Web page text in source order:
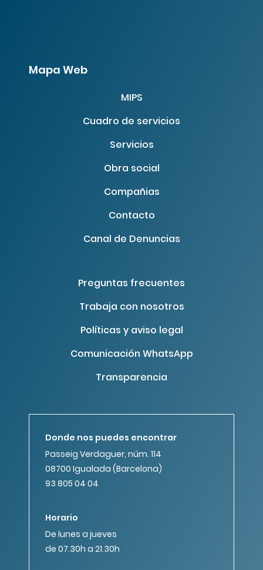
Mapa Web
MIPS
Cuadro de servicios
Servicios
Obra social
Compañias
Contacto
Canal de Denuncias
Preguntas frecuentes
Trabaja con nosotros
Políticas y aviso legal
Comunicación WhatsApp
Transparencia
Donde nos puedes encontrar
Passeig Verdaguer, núm. 114
08700 Igualada (Barcelona)
93 805 04 04
Horario
De lunes a jueves
de 07.30h a 21.30h